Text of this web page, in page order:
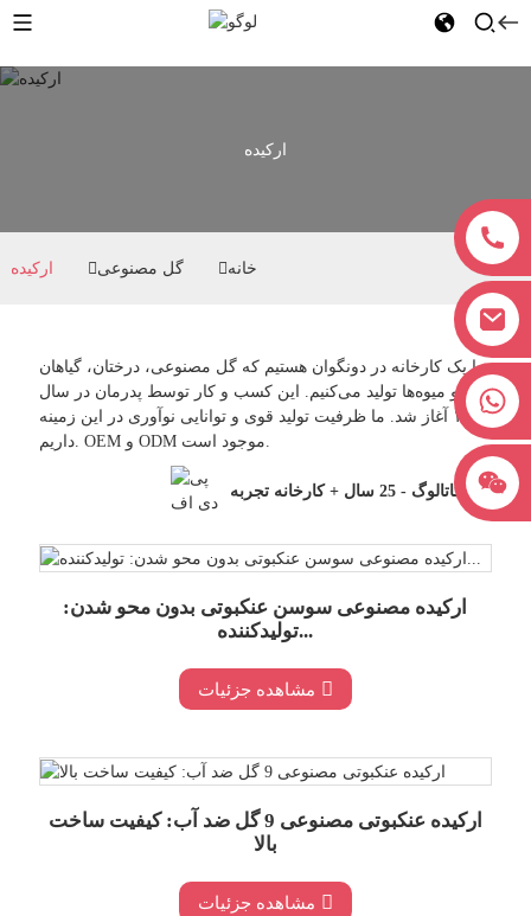
‎+۸۶۱۸۰۳۸۳۸۱۶۲۷‎
ارکیده
خانه گل مصنوعی ارکیده
ما یک کارخانه در دونگوان هستیم که گل مصنوعی، درختان، گیاهان
و میوه‌ها تولید می‌کنیم. این کسب و کار توسط پدرمان در سال
۱۹۹۸ آغاز شد. ما ظرفیت تولید قوی و توانایی نوآوری در این زمینه
داریم. OEM و ODM موجود است.
کاتالوگ - 25 سال + کارخانه تجربه
ارکیده مصنوعی سوسن عنکبوتی بدون محو شدن:
تولیدکننده...
مشاهده جزئیات
ارکیده عنکبوتی مصنوعی 9 گل ضد آب: کیفیت ساخت
بالا
مشاهده جزئیات